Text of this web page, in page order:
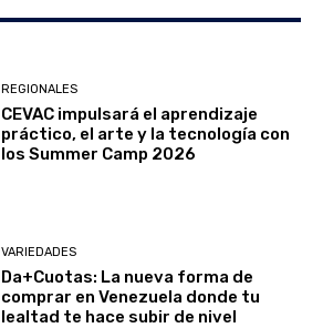
REGIONALES
CEVAC impulsará el aprendizaje
práctico, el arte y la tecnología con
los Summer Camp 2026
VARIEDADES
Da+Cuotas: La nueva forma de
comprar en Venezuela donde tu
lealtad te hace subir de nivel